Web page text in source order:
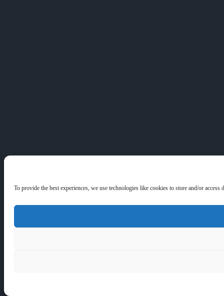
To provide the best experiences, we use technologies like cookies to store and/or